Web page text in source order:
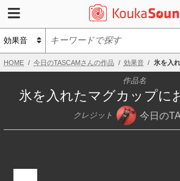
HOME 今日のTASCAMさんの作品 効果音 氷を入れ
作品名
氷を入れたマグカップに
クレジット 今日の